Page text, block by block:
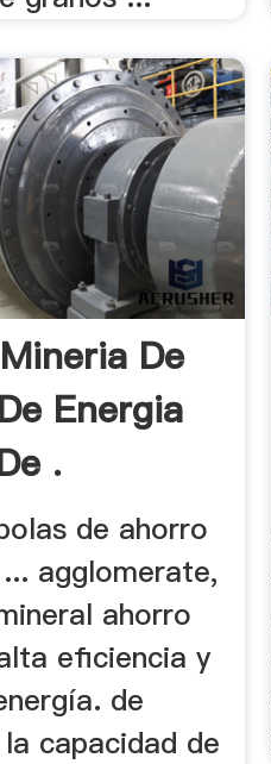
De
Energia
.
de ahorro
agglomerate,
ahorro
eficiencia y
de
capacidad de